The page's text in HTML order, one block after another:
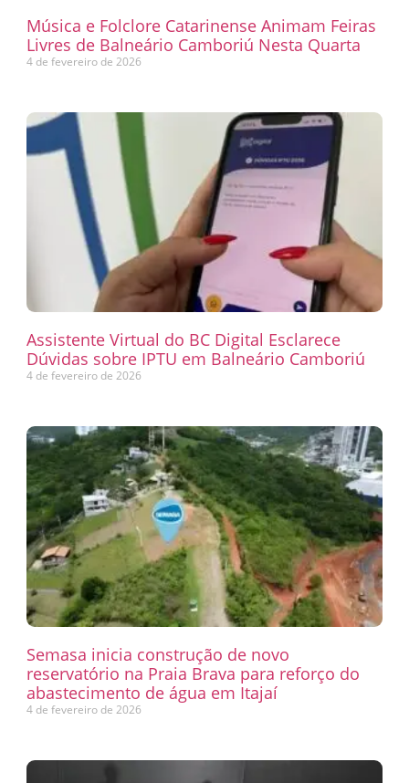
Música e Folclore Catarinense Animam Feiras
Livres de Balneário Camboriú Nesta Quarta
4 de fevereiro de 2026
Assistente Virtual do BC Digital Esclarece
Dúvidas sobre IPTU em Balneário Camboriú
4 de fevereiro de 2026
Semasa inicia construção de novo
reservatório na Praia Brava para reforço do
abastecimento de água em Itajaí
4 de fevereiro de 2026